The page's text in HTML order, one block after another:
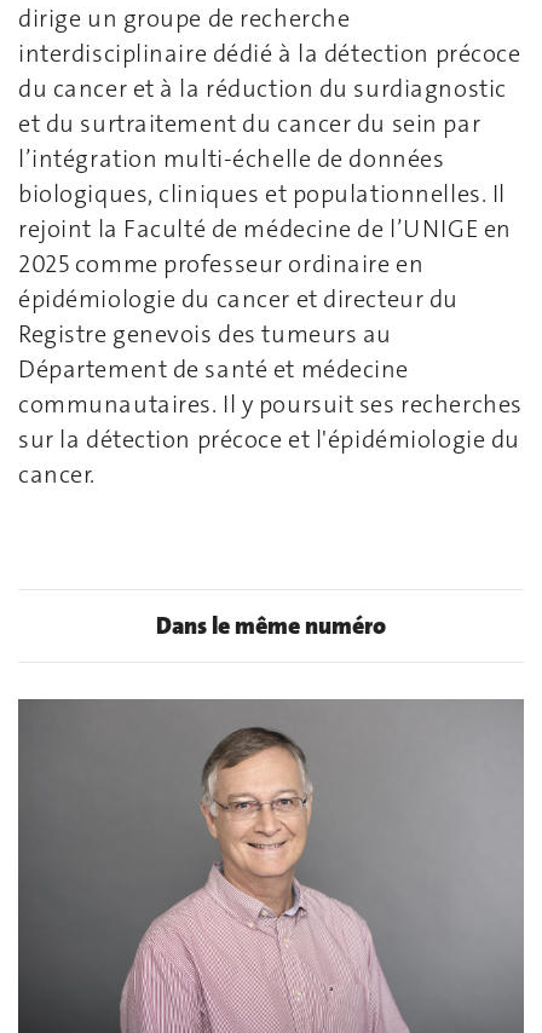
dirige un groupe de recherche
interdisciplinaire dédié à la détection précoce
du cancer et à la réduction du surdiagnostic
et du surtraitement du cancer du sein par
l’intégration multi-échelle de données
biologiques, cliniques et populationnelles. Il
rejoint la Faculté de médecine de l’UNIGE en
2025 comme professeur ordinaire en
épidémiologie du cancer et directeur du
Registre genevois des tumeurs au
Département de santé et médecine
communautaires. Il y poursuit ses recherches
sur la détection précoce et l'épidémiologie du
cancer.
Dans le même numéro